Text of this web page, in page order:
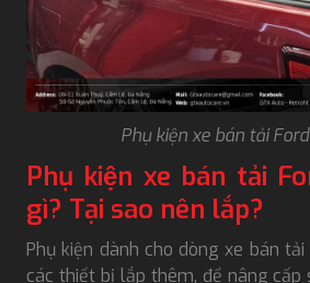
Phụ kiện xe bán tải
Phụ kiện xe bán tải
gì? Tại sao nên lắp?
Phụ kiện dành cho dòng xe bán
các thiết bị lắp thêm, để nâng cấp